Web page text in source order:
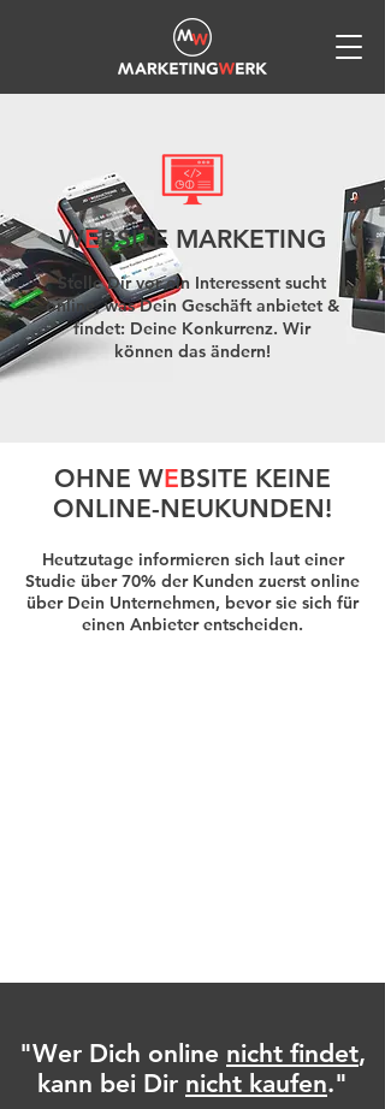
WEBSITE MARKETING
Stelle Dir vor ein Interessent sucht
online, was Dein Geschäft anbietet &
findet: Deine Konkurrenz. Wir
können das ändern!
OHNE WEBSITE KEINE
ONLINE-NEUKUNDEN!
Heutzutage informieren sich laut einer
Studie über 70% der Kunden zuerst online
über Dein Unternehmen, bevor sie sich für
einen Anbieter entscheiden.
"Wer Dich online nicht findet,
kann bei Dir nicht kaufen."